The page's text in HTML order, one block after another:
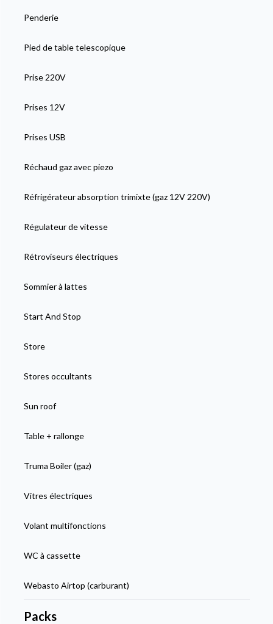
Penderie
Pied de table telescopique
Prise 220V
Prises 12V
Prises USB
Réchaud gaz avec piezo
Réfrigérateur absorption trimixte (gaz 12V 220V)
Régulateur de vitesse
Rétroviseurs électriques
Sommier à lattes
Start And Stop
Store
Stores occultants
Sun roof
Table + rallonge
Truma Boiler (gaz)
Vitres électriques
Volant multifonctions
WC à cassette
Webasto Airtop (carburant)
Packs